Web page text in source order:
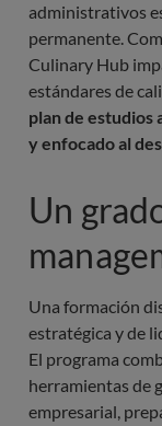
administrativos
permanente.
Culinary Hub
estándares de
plan de estudios
y enfocado al
Un
Una formación
estratégica y de
El programa
herramientas de
empresarial,